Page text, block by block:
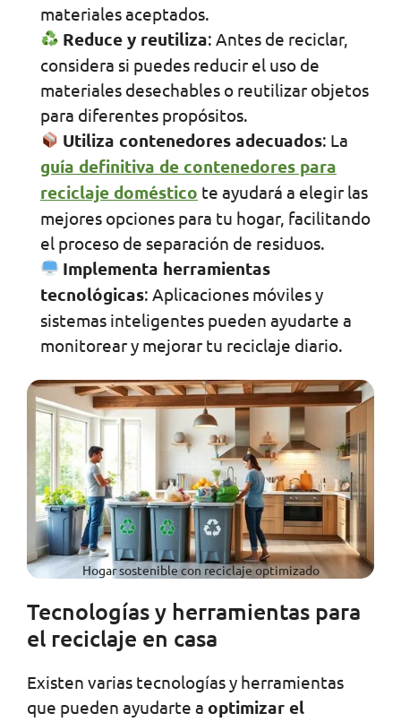
materiales aceptados.
Reduce y reutiliza: Antes de reciclar,
considera si puedes reducir el uso de
materiales desechables o reutilizar objetos
para diferentes propósitos.
Utiliza contenedores adecuados: La
guía definitiva de contenedores para
reciclaje doméstico te ayudará a elegir las
mejores opciones para tu hogar, facilitando
el proceso de separación de residuos.
Implementa herramientas
tecnológicas: Aplicaciones móviles y
sistemas inteligentes pueden ayudarte a
monitorear y mejorar tu reciclaje diario.
Hogar sostenible con reciclaje optimizado
Tecnologías y herramientas para
el reciclaje en casa
Existen varias tecnologías y herramientas
que pueden ayudarte a optimizar el